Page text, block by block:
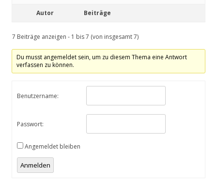
Autor Beiträge
7 Beiträge anzeigen - 1 bis 7 (von insgesamt 7)
Du musst angemeldet sein, um zu diesem Thema eine Antwort
verfassen zu können.
Benutzername:
Passwort:
Angemeldet bleiben
Anmelden